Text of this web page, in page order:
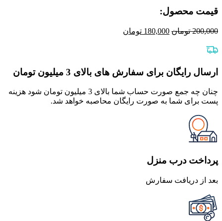
قیمت محصول:​
200,000 تومان قیمت
180,000 تومان
ارسال رایگان برای سفارش های بالای 3 میلیون تومان
چنان چه جمع صورت حساب شما بالای 3 میلیون تومان شود هزینه
پست برای شما به صورت رایگان محاصبه خواهد شد.
پرداخت درب منزل
بعد از دریافت سفارش